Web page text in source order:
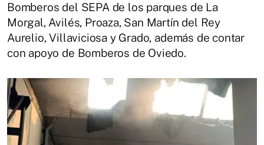
Bomberos del SEPA de los parques de La
Morgal, Avilés, Proaza, San Martín del Rey
Aurelio, Villaviciosa y Grado, además de contar
con apoyo de Bomberos de Oviedo.